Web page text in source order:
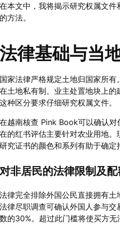
在本文中，我将揭示研究权属文
的方法。
法律基础与当
国家法律严格规定土地归国家所
在土地私有制。业主处置地块上的
这种区分要求仔细研究权属文件。
在越南核查 Pink Book可以确认对
在的红书评估主要针对农业用地。
研究证书的颜色和系列有助于确定
对非居民的法律限制及
法律完全排除外国公民直接拥有
法律尽职调查可确认外国人参与
数的30%。超过此门槛将使买方无